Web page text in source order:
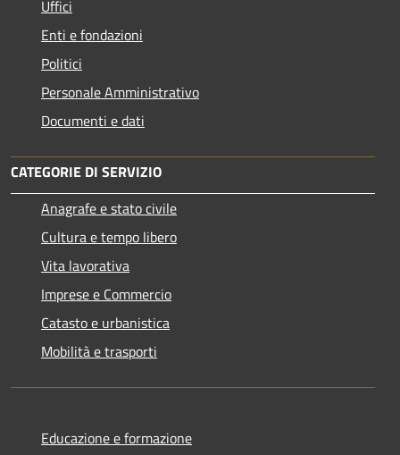
Uffici
Enti e fondazioni
Politici
Personale Amministrativo
Documenti e dati
CATEGORIE DI SERVIZIO
Anagrafe e stato civile
Cultura e tempo libero
Vita lavorativa
Imprese e Commercio
Catasto e urbanistica
Mobilità e trasporti
Educazione e formazione